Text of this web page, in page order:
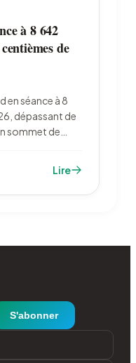
à 8 642
de
en séance à 8
dépassant de
sommet de
de clôture.
Lire
S'abonner